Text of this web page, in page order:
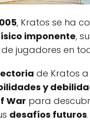
, Kratos se ha
imponente, su
jugadores en
de Kratos
y
War para
desafíos futuros